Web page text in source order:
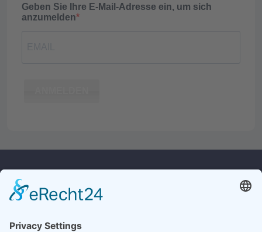
Geben Sie Ihre E-Mail-Adresse ein, um sich
anzumelden
Kontakt
Monforts Quartier 32